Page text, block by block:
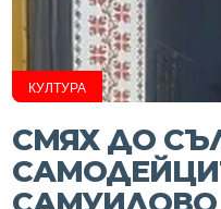
КУЛТУРА
СМЯХ ДО